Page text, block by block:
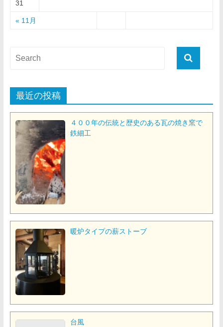
« 11月
31
最近の投稿
４００年の伝統と歴史のある瓦の焼き窯で
鉄細工
暖炉タイプの薪ストーブ
台風